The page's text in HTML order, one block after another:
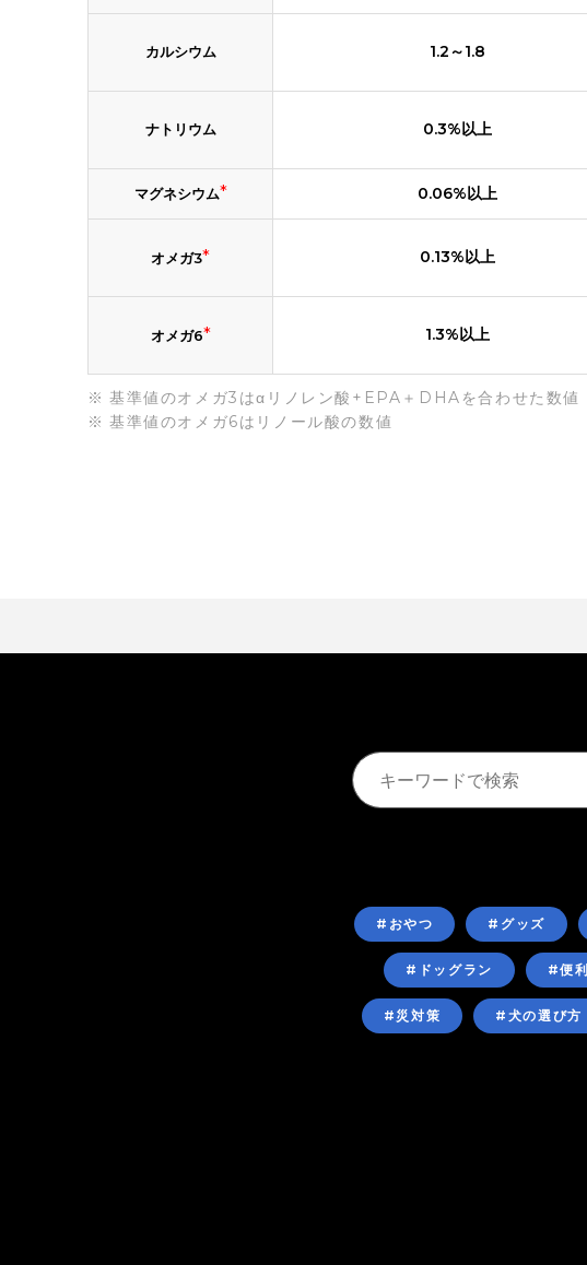
カルシウム 1.2～1.8
ナトリウム 0.3%以上
マグネシウム* 0.06%以上
オメガ3* 0.13%以上
オメガ6* 1.3%以上
基準値のオメガ3はαリノレン酸+EPA＋DHAを合わせた数値
基準値のオメガ6はリノール酸の数値
#おやつ #グッズ
#ドッグラン #便利
#災対策 #犬の選び方